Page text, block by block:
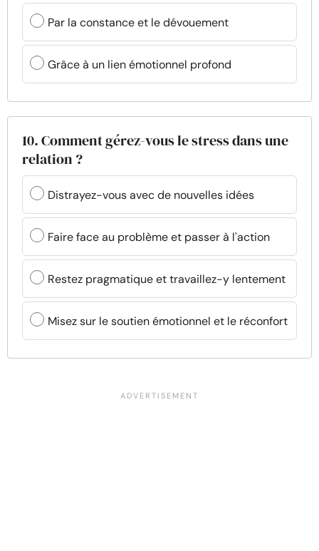
Par la constance et le dévouement
Grâce à un lien émotionnel profond
10. Comment gérez-vous le stress dans une
relation ?
Distrayez-vous avec de nouvelles idées
Faire face au problème et passer à l'action
Restez pragmatique et travaillez-y lentement
Misez sur le soutien émotionnel et le réconfort